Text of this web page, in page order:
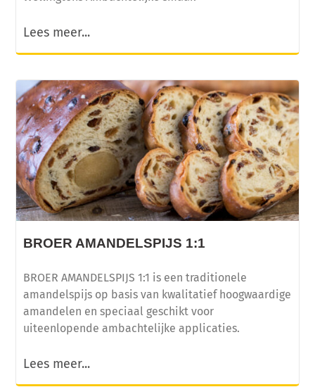
Lees meer...
BROER AMANDELSPIJS 1:1
BROER AMANDELSPIJS 1:1 is een traditionele
amandelspijs op basis van kwalitatief hoogwaardige
amandelen en speciaal geschikt voor
uiteenlopende ambachtelijke applicaties.
Lees meer...